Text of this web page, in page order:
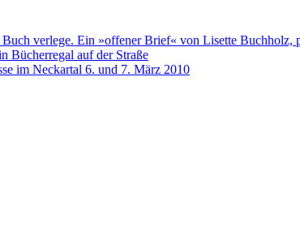
verlege. Ein »offener Brief« von Lisette Buchholz,
Bücherregal auf der Straße
im Neckartal 6. und 7. März 2010